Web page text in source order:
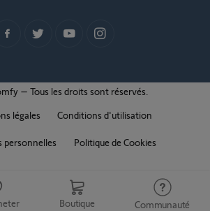
Boutique Communauté
– Tous les droits sont réservés.
légales
Conditions d'utilisation
personnelles Politique de Cookies